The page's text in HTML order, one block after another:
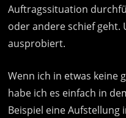
Auftragssituation
oder andere schief geht.
ausprobiert.
Wenn ich in etwas keine
habe ich es einfach in
Beispiel eine